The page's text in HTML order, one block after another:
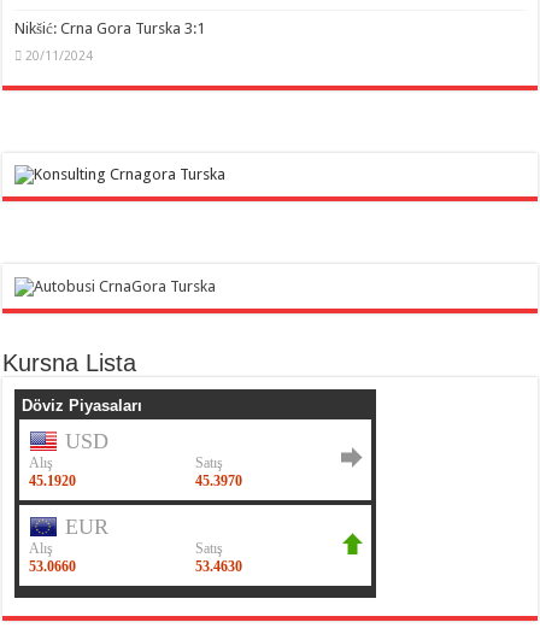
Nikšić: Crna Gora Turska 3:1
20/11/2024
Kursna Lista